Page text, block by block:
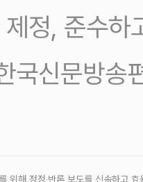
제정, 준수하
국신문방송
위해 정정‧반론 보도를 신속하고